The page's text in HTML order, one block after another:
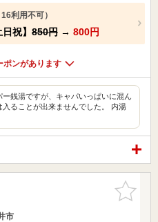
利用不可）
祝】 850円 → 800円
ポンがあります
銭湯ですが、キャパいっぱいに混ん
ることが出来ませんでした。 内湯
お気に入
りに追加
市